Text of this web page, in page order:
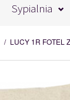
Sypialnia
/ LUCY 1R FOTEL